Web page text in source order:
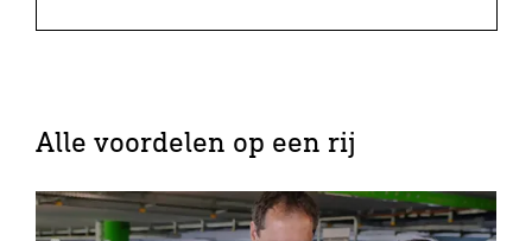
Alle voordelen op een rij